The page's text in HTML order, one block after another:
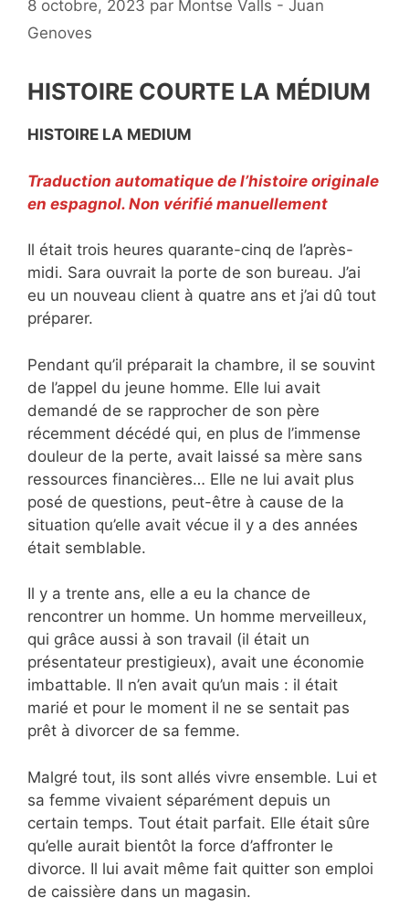
8 octobre, 2023 par Montse Valls - Juan
Genoves
HISTOIRE COURTE LA MÉDIUM
HISTOIRE LA MEDIUM
Traduction automatique de l’histoire originale
en espagnol. Non vérifié manuellement
Il était trois heures quarante-cinq de l’après-
midi. Sara ouvrait la porte de son bureau. J’ai
eu un nouveau client à quatre ans et j’ai dû tout
préparer.
Pendant qu’il préparait la chambre, il se souvint
de l’appel du jeune homme. Elle lui avait
demandé de se rapprocher de son père
récemment décédé qui, en plus de l’immense
douleur de la perte, avait laissé sa mère sans
ressources financières… Elle ne lui avait plus
posé de questions, peut-être à cause de la
situation qu’elle avait vécue il y a des années
était semblable.
Il y a trente ans, elle a eu la chance de
rencontrer un homme. Un homme merveilleux,
qui grâce aussi à son travail (il était un
présentateur prestigieux), avait une économie
imbattable. Il n’en avait qu’un mais : il était
marié et pour le moment il ne se sentait pas
prêt à divorcer de sa femme.
Malgré tout, ils sont allés vivre ensemble. Lui et
sa femme vivaient séparément depuis un
certain temps. Tout était parfait. Elle était sûre
qu’elle aurait bientôt la force d’affronter le
divorce. Il lui avait même fait quitter son emploi
de caissière dans un magasin.